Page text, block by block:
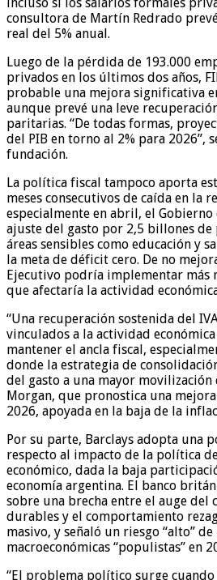
consultora de Martín Redrado
real del 5% anual.
Luego de la pérdida de 193.000
privados en los últimos dos años,
probable una mejora significativa
aunque prevé una leve
paritarias. “De todas formas,
del PIB en torno al 2% para 2026”,
fundación.
La política fiscal tampoco aporta
meses consecutivos de caída en la
especialmente en abril, el
ajuste del gasto por 2,5 billones de
áreas sensibles como educación y
la meta de déficit cero. De no
Ejecutivo podría implementar más
que afectaría la actividad
“Una recuperación sostenida del
vinculados a la actividad
mantener el ancla fiscal,
donde la estrategia de
del gasto a una mayor movilización
Morgan, que pronostica una
2026, apoyada en la baja de la
Por su parte, Barclays adopta una
respecto al impacto de la política
económico, dada la baja
economía argentina. El banco
sobre una brecha entre el auge del
durables y el comportamiento
masivo, y señaló un riesgo “alto”
macroeconómicas “populistas” en
“El problema político surge